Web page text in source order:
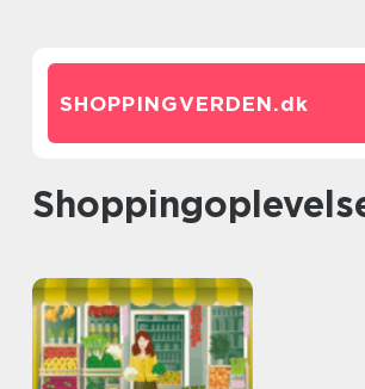
SHOPPINGVERDEN.dk